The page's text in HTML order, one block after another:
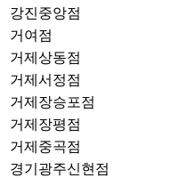
강진중앙점
거여점
거제상동점
거제서정점
거제장승포점
거제장평점
거제중곡점
경기광주신현점